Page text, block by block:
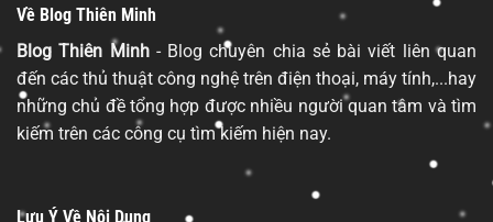
Về Blog Thiên Minh
Blog Thiên Minh- Blog chuyên chia sẻ bài viết liên quan
đến các thủ thuật công nghệ trên điện thoại, máy tính,...hay
những chủ đề tổng hợp được nhiều người quan tâm và tìm
kiếm trên các công cụ tìm kiếm hiện nay.
Lưu Ý Về Nội Dung